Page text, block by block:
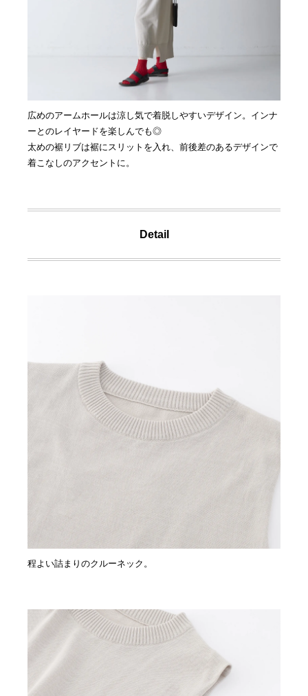
広めのアームホールは涼し気で着脱しやすいデザイン。インナ
ーとのレイヤードを楽しんでも◎
太めの裾リブは裾にスリットを入れ、前後差のあるデザインで
着こなしのアクセントに。
Detail
程よい詰まりのクルーネック。